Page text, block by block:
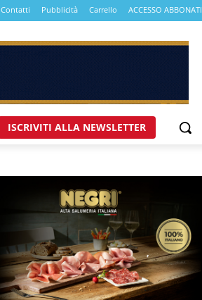
Contatti Pubblicità Carrello ACCESSO ABBONATI
ISCRIVITI ALLA NEWSLETTER